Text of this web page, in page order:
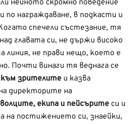
нейното скромно поведение
по награждаване, в подкасти и
спечели състезание, тя
главата си, не държи високо
линия, не прави нещо, което е
Почти винаги тя веднага се
към зрителите и казва
директорите на
екипа и пейсърите си и
на постижението си, знаейки,